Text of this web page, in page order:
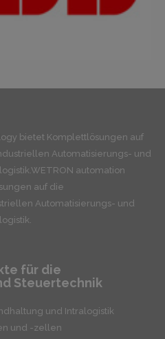
bietet Komplettlösungen auf
Automatisierungs- und
automation
auf die
Automatisierungs- und
für die
Steuertechnik
und Intralogistik
und -zellen